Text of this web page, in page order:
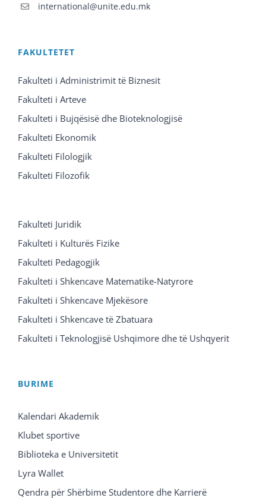
international@unite.edu.mk
FAKULTETET
Fakulteti i Administrimit të Biznesit
Fakulteti i Arteve
Fakulteti i Bujqësisë dhe Bioteknologjisë
Fakulteti Ekonomik
Fakulteti Filologjik
Fakulteti Filozofik
Fakulteti Juridik
Fakulteti i Kulturës Fizike
Fakulteti Pedagogjik
Fakulteti i Shkencave Matematike-Natyrore
Fakulteti i Shkencave Mjekësore
Fakulteti i Shkencave të Zbatuara
Fakulteti i Teknologjisë Ushqimore dhe të Ushqyerit
BURIME
Kalendari Akademik
Klubet sportive
Biblioteka e Universitetit
Lyra Wallet
Qendra për Shërbime Studentore dhe Karrierë